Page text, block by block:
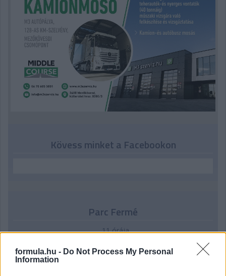
formula.hu - Do Not Process My Personal
Information
Kövess minket a Facebookon
Parc Fermé
11 órája
Hakkinen megtartaná a Norris-Piastri párost a
McLarennél, nem borítaná fel Verstappenért